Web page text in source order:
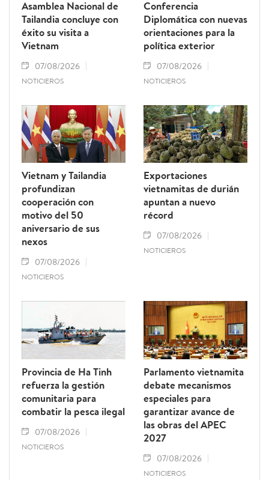
Asamblea Nacional de
Tailandia concluye con
éxito su visita a
Vietnam
07/08/2026
NOTICIEROS
Conferencia
Diplomática con nuevas
orientaciones para la
política exterior
07/08/2026
NOTICIEROS
Vietnam y Tailandia
profundizan
cooperación con
motivo del 50
aniversario de sus
nexos
07/08/2026
NOTICIEROS
Exportaciones
vietnamitas de durián
apuntan a nuevo
récord
07/08/2026
NOTICIEROS
Provincia de Ha Tinh
refuerza la gestión
comunitaria para
combatir la pesca ilegal
07/08/2026
NOTICIEROS
Parlamento vietnamita
debate mecanismos
especiales para
garantizar avance de
las obras del APEC
2027
07/08/2026
NOTICIEROS